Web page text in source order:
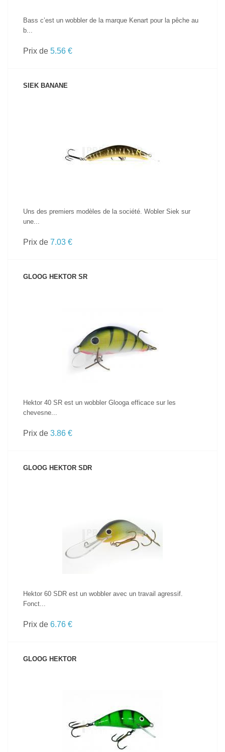
Bass c’est un wobbler de la marque Kenart pour la pêche au
b...
Prix de 5.56 €
SIEK BANANE
Uns des premiers modèles de la société. Wobler Siek sur
une...
Prix de 7.03 €
GLOOG HEKTOR SR
VOIR LE PRODUIT
Hektor 40 SR est un wobbler Glooga efficace sur les
chevesne...
Prix de 3.86 €
GLOOG HEKTOR SDR
VOIR LE PRODUIT
Hektor 60 SDR est un wobbler avec un travail agressif.
Fonct...
Prix de 6.76 €
GLOOG HEKTOR
VOIR LE PRODUIT